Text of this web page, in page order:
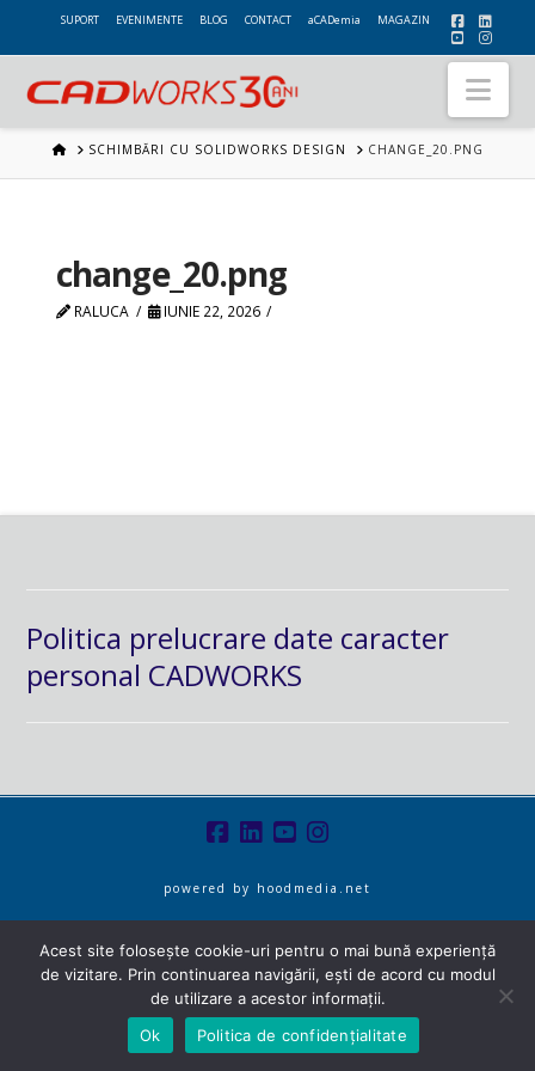
SUPORT EVENIMENTE BLOG CONTACT aCADemia MAGAZIN
HOMESCHIMBĂRI CU SOLIDWORKS DESIGN CHANGE_20.PNG
change_20.png
RALUCA IUNIE 22, 2026
Politica prelucrare date caracter
personal CADWORKS
powered by hoodmedia.net
Acest site folosește cookie-uri pentru o mai bună experiență
de vizitare. Prin continuarea navigării, ești de acord cu modul
de utilizare a acestor informații.
Ok
Politica de confidențialitate